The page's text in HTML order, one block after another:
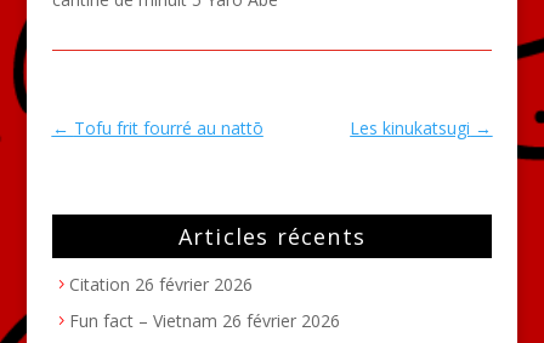
← Tofu frit fourré au nattō Les kinukatsugi →
Articles récents
Citation 26 février 2026
Fun fact – Vietnam 26 février 2026